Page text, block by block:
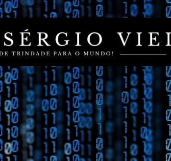
para o conteúdo principal